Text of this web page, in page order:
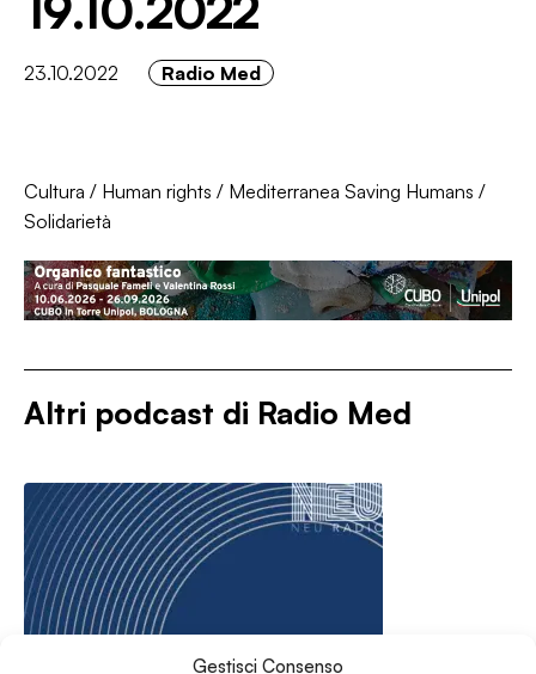
Gestisci Consenso
23.10.2022 Radio Med
Cultura / Human rights / Mediterranea Saving Humans /
Solidarietà
Altri podcast di Radio Med